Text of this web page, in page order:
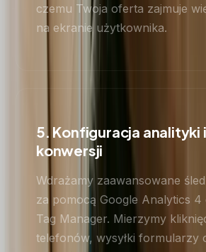
czemu Twoja oferta zajmuje
na ekranie użytkownika.
5. Konfiguracja analityki
konwersji
Wdrażamy zaawansowane
za pomocą Google Analytics 4
Tag Manager. Mierzymy
telefonów, wysyłki formularzy